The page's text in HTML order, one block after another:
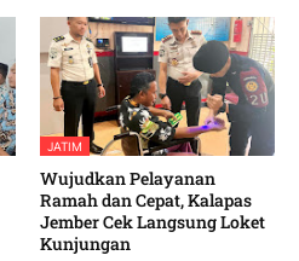
JATIM
Wujudkan Pelayanan
Ramah dan Cepat, Kalapas
Jember Cek Langsung Loket
Kunjungan